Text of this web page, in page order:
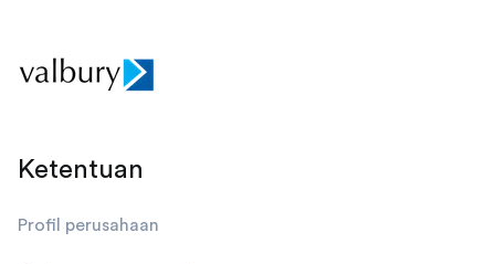
Ketentuan
Profil perusahaan